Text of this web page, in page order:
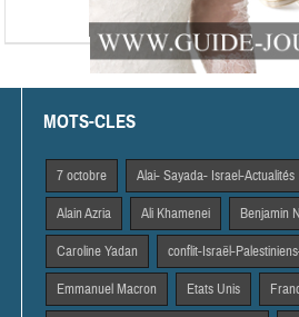
MOTS-CLES
7 octobre Alai- Sayada- Israel-Actualités
Alain Azria Ali Khamenei Benjamin
Caroline Yadan conflit-Israël-
Emmanuel Macron Etats Unis